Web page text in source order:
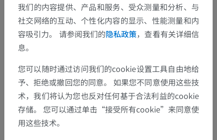
解剖层次
人体解剖学2
人体解剖学1
我们的内容提供、产品和服务、受众测量和分析、与
社交网络的互动、个性化内容的显示、性能测量和内
容吸引力。 请参阅我们的隐私政策，查看有关详细信
息。
您可以随时通过访问我们的cookie设置工具自由地给
予、拒绝或撤回您的同意。 如果您不同意使用这些技
术，我们将认为您也反对任何基于合法利益的cookie
存储。 您可以通过单击“接受所有cookie”来同意使
用这些技术。